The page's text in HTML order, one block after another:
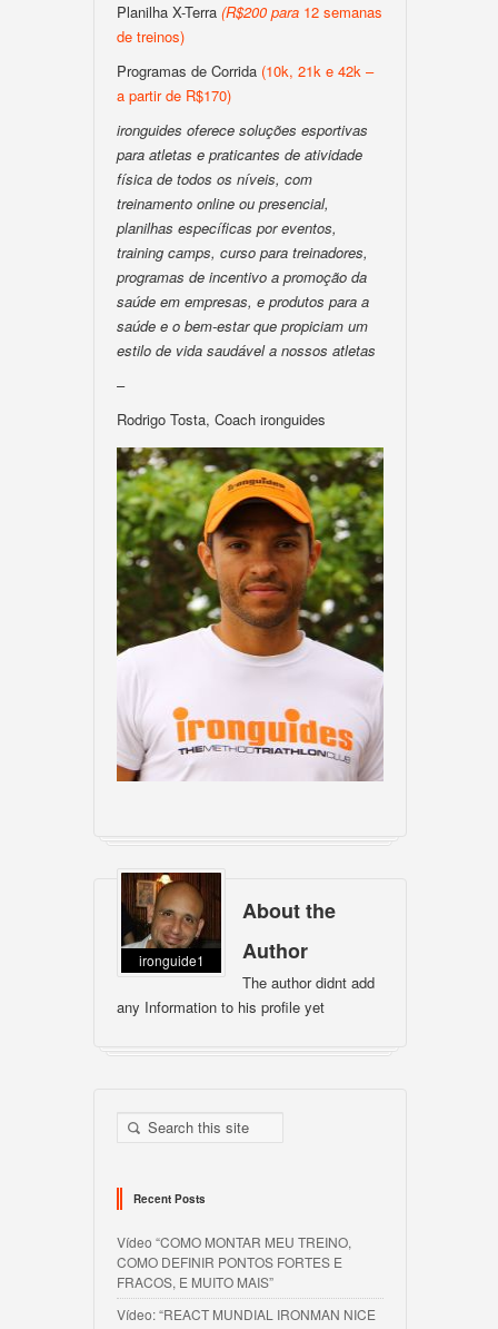
Planilha X-Terra (R$200 para 12 semanas
de treinos)
Programas de Corrida (10k, 21k e 42k –
a partir de R$170)
ironguides oferece soluções esportivas
para atletas e praticantes de atividade
física de todos os níveis, com
treinamento online ou presencial,
planilhas específicas por eventos,
training camps, curso para treinadores,
programas de incentivo a promoção da
saúde em empresas, e produtos para a
saúde e o bem-estar que propiciam um
estilo de vida saudável a nossos atletas
–
Rodrigo Tosta, Coach ironguides
ironguide1
About the
Author
The author didnt add
any Information to his profile yet
Recent Posts
Vídeo “COMO MONTAR MEU TREINO,
COMO DEFINIR PONTOS FORTES E
FRACOS, E MUITO MAIS”
Vídeo: “REACT MUNDIAL IRONMAN NICE